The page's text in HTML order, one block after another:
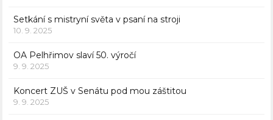
Setkání s mistryní světa v psaní na stroji
10. 9. 2025
OA Pelhřimov slaví 50. výročí
9. 9. 2025
Koncert ZUŠ v Senátu pod mou záštitou
9. 9. 2025